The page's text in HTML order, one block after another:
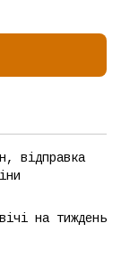
відправка
на тиждень